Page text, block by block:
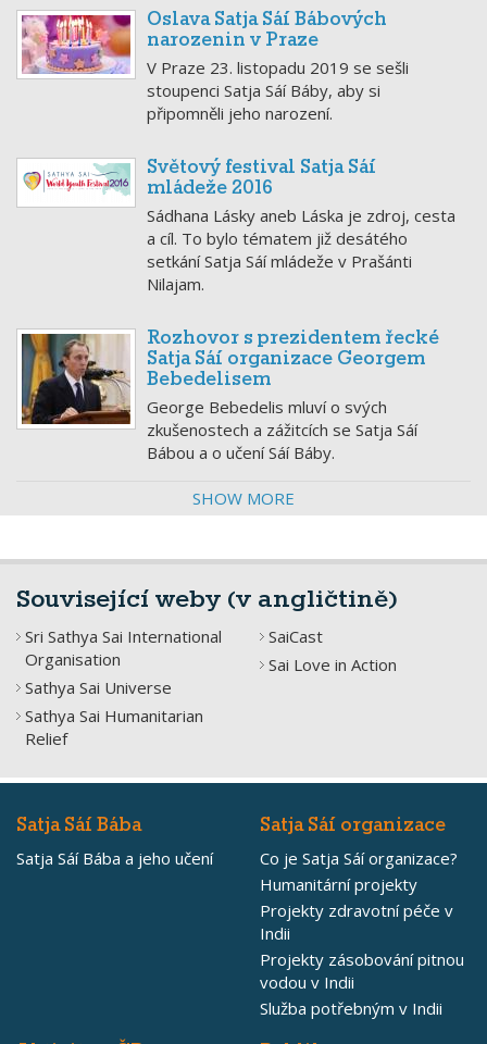
Oslava Satja Sáí Bábových
narozenin v Praze
V Praze 23. listopadu 2019 se sešli
stoupenci Satja Sáí Báby, aby si
připomněli jeho narození.
Světový festival Satja Sáí
mládeže 2016
Sádhana Lásky aneb Láska je zdroj, cesta
a cíl. To bylo tématem již desátého
setkání Satja Sáí mládeže v Prašánti
Nilajam.
Rozhovor s prezidentem řecké
Satja Sáí organizace Georgem
Bebedelisem
George Bebedelis mluví o svých
zkušenostech a zážitcích se Satja Sáí
Bábou a o učení Sáí Báby.
SHOW MORE
Související weby (v angličtině)
Sri Sathya Sai International
Organisation
Sathya Sai Universe
Sathya Sai Humanitarian
Relief
SaiCast
Sai Love in Action
Satja Sáí Bába
Satja Sáí Bába a jeho učení
Satja Sáí organizace
Co je Satja Sáí organizace?
Humanitární projekty
Projekty zdravotní péče v
Indii
Projekty zásobování pitnou
vodou v Indii
Služba potřebným v Indii